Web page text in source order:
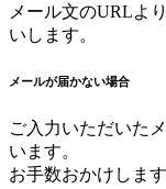
メール文のURLよ
いします。
メールが届かない場合
ご入力いただいた
います。
お手数おかけしま